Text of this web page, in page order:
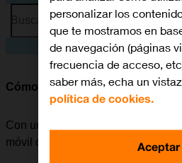
Busca por problema o tema
Cómo colocar la SIM
Con una tarjeta SIM se pueden
móvil como, por ejemplo,
personalizar los
que te mostramos en
de navegación (páginas
frecuencia de acceso,
saber más, echa un
política de cookies.
Aceptar